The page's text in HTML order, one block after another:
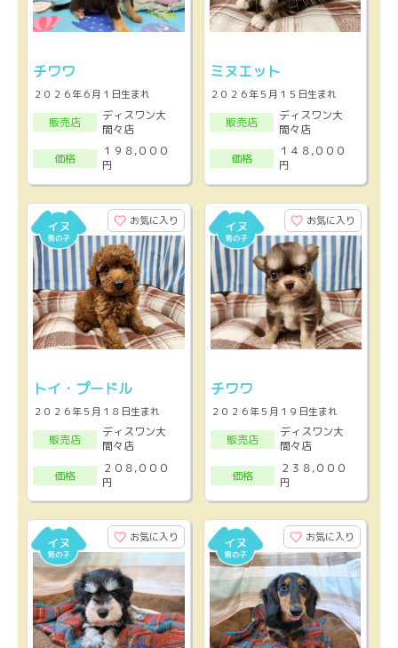
チワワ
２０２６年６月１日生まれ
販売店
ディスワン大
間々店
価格
１９８,０００
円
ミヌエット
２０２６年５月１５日生まれ
販売店
ディスワン大
間々店
価格
１４８,０００
円
お気に入り
トイ・プードル
２０２６年５月１８日生まれ
販売店
ディスワン大
間々店
価格
２０８,０００
円
お気に入り
チワワ
２０２６年５月１９日生まれ
販売店
ディスワン大
間々店
価格
２３８,０００
円
お気に入り お気に入り